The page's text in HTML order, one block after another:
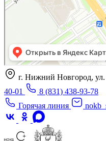
г. Нижний Новгород,
40-01
8 (831) 438-93-78
Горячая линия